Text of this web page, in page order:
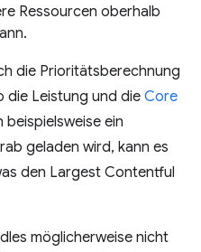
Ressourcen oberhalb
die Prioritätsberechnung
die Leistung und die Core
beispielsweise ein
geladen wird, kann es
den Largest Contentful
möglicherweise nicht